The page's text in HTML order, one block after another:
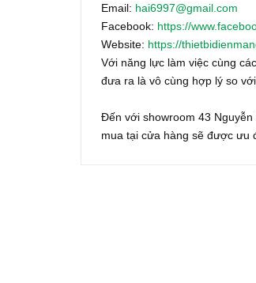
Email: hai6997@gmail.com
Facebook: https://
Website: https://
Với năng lực làm việc cùng
đưa ra là vô cùng hợp lý so
Đến với showroom 43
mua tại cửa hàng sẽ được ưu